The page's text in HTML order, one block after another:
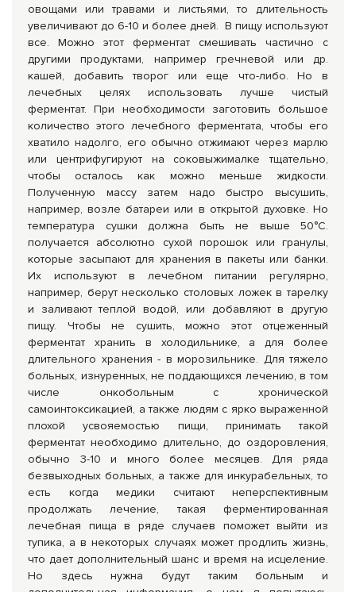
овощами или травами и листьями, то длительность
увеличивают до 6-10 и более дней. В пищу используют
все. Можно этот ферментат смешивать частично с
другими продуктами, например гречневой или др.
кашей, добавить творог или еще что-либо. Но в
лечебных целях использовать лучше чистый
ферментат. При необходимости заготовить большое
количество этого лечебного ферментата, чтобы его
хватило надолго, его обычно отжимают через марлю
или центрифугируют на соковыжималке тщательно,
чтобы осталось как можно меньше жидкости.
Полученную массу затем надо быстро высушить,
например, возле батареи или в открытой духовке. Но
температура сушки должна быть не выше 50°С.
получается абсолютно сухой порошок или гранулы,
которые засыпают для хранения в пакеты или банки.
Их используют в лечебном питании регулярно,
например, берут несколько столовых ложек в тарелку
и заливают теплой водой, или добавляют в другую
пищу. Чтобы не сушить, можно этот отцеженный
ферментат хранить в холодильнике, а для более
длительного хранения - в морозильнике. Для тяжело
больных, изнуренных, не поддающихся лечению, в том
числе онкобольным с хронической
самоинтоксикацией, а также людям с ярко выраженной
плохой усвояемостью пищи, принимать такой
ферментат необходимо длительно, до оздоровления,
обычно 3-10 и много более месяцев. Для ряда
безвыходных больных, а также для инкурабельных, то
есть когда медики считают неперспективным
продолжать лечение, такая ферментированная
лечебная пища в ряде случаев поможет выйти из
тупика, а в некоторых случаях может продлить жизнь,
что дает дополнительный шанс и время на исцеление.
Но здесь нужна будут таким больным и